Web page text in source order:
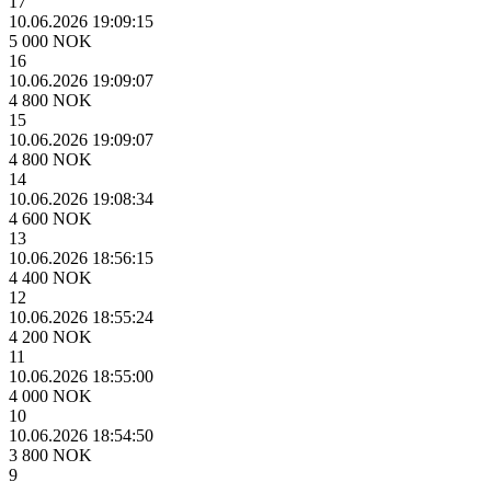
10.06.2026 19:09:15
5 000 NOK
16
10.06.2026 19:09:07
4 800 NOK
15
10.06.2026 19:09:07
4 800 NOK
14
10.06.2026 19:08:34
4 600 NOK
13
10.06.2026 18:56:15
4 400 NOK
12
10.06.2026 18:55:24
4 200 NOK
11
10.06.2026 18:55:00
4 000 NOK
10
10.06.2026 18:54:50
3 800 NOK
9